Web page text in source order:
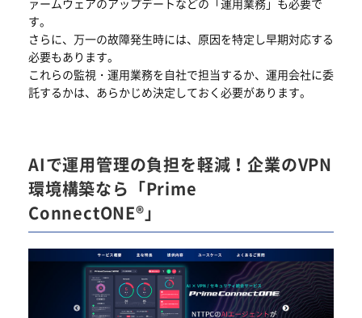
す。
さらに、万一の故障発生時には、原因を特定し早期対応する
必要もあります。
これらの監視・運用業務を自社で担当するか、運用会社に委
託するかは、あらかじめ決定しておく必要があります。
AIで運用管理の負担を軽減！企業のVPN
環境構築なら「Prime
ConnectONE®」